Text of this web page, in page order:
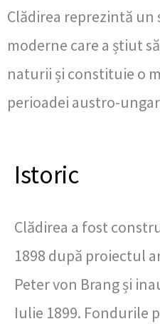
Clădirea reprezintă
moderne care a știut
naturii și constituie o
perioadei austro-
Istoric
Clădirea a fost
1898 după proiectul
Peter von Brang și
Iulie 1899. Fondurile